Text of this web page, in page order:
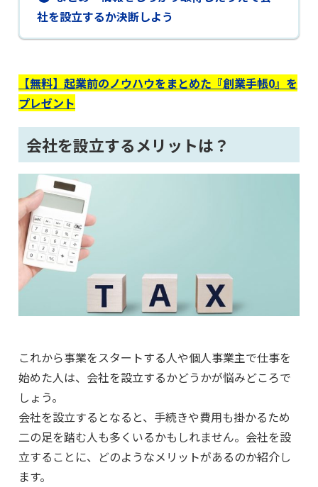
社を設立するか決断しよう
【無料】起業前のノウハウをまとめた『創業手帳0』を
プレゼント
会社を設立するメリットは？
これから事業をスタートする人や個人事業主で仕事を
始めた人は、会社を設立するかどうかが悩みどころで
しょう。
会社を設立するとなると、手続きや費用も掛かるため
二の足を踏む人も多くいるかもしれません。会社を設
立することに、どのようなメリットがあるのか紹介し
ます。